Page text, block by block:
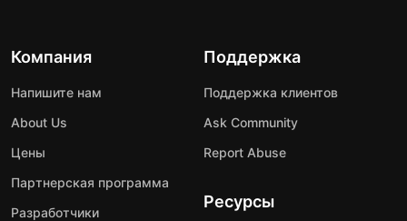
Компания
Напишите нам
About Us
Цены
Партнерская программа
Разработчики
Поддержка
Поддержка клиентов
Ask Community
Report Abuse
Ресурсы